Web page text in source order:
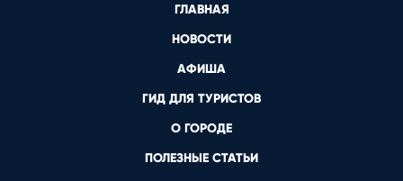
ГЛАВНАЯ
НОВОСТИ
АФИША
ГИД ДЛЯ ТУРИСТОВ
О ГОРОДЕ
ПОЛЕЗНЫЕ СТАТЬИ